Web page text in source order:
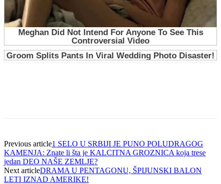
Previous article1 SELO U SRBIJI JE PUNO POLUDRAGOG
KAMENJA: Znate li šta je KALCITNA GROZNICA koja trese
jedan DEO NAŠE ZEMLJE?
Next articleDRAMA U PENTAGONU, ŠPIJUNSKI BALON
LETI IZNAD AMERIKE!